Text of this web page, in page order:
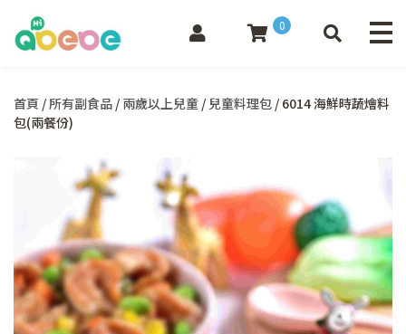
0
首頁 / 所有副食品 / 兩歲以上兒童 / 兒童料理包 / 6014 海鮮時蔬燴料
包(兩餐份)